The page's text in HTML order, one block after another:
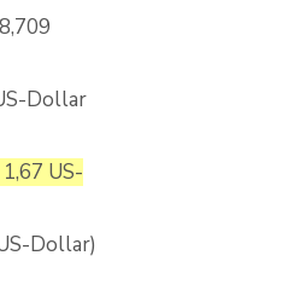
Dollar
US-
Dollar)